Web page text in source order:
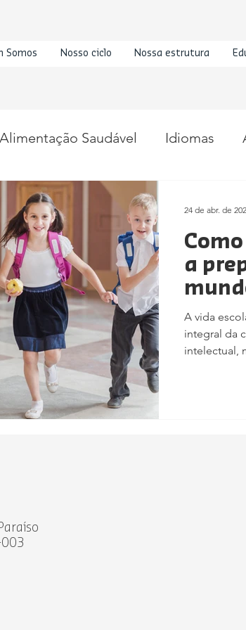
Somos Nosso ciclo Nossa estrutura
Alimentação Saudável Idiomas
a
A vida
integral da
intelectual,
24 de abr. de